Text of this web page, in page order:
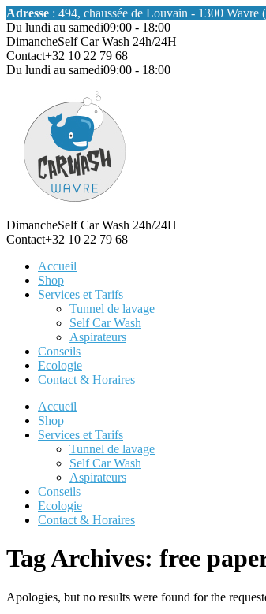
Adresse : 494, chaussée de Louvain - 1300 Wavre
Du lundi au samedi09:00 - 18:00
DimancheSelf Car Wash 24h/24H
Contact+32 10 22 79 68
Du lundi au samedi09:00 - 18:00
DimancheSelf Car Wash 24h/24H
Contact+32 10 22 79 68
Accueil
Shop
Services et Tarifs
Tunnel de lavage
Self Car Wash
Aspirateurs
Conseils
Ecologie
Contact & Horaires
Accueil
Shop
Services et Tarifs
Tunnel de lavage
Self Car Wash
Aspirateurs
Conseils
Ecologie
Contact & Horaires
Tag Archives: free
Apologies, but no results were found for the